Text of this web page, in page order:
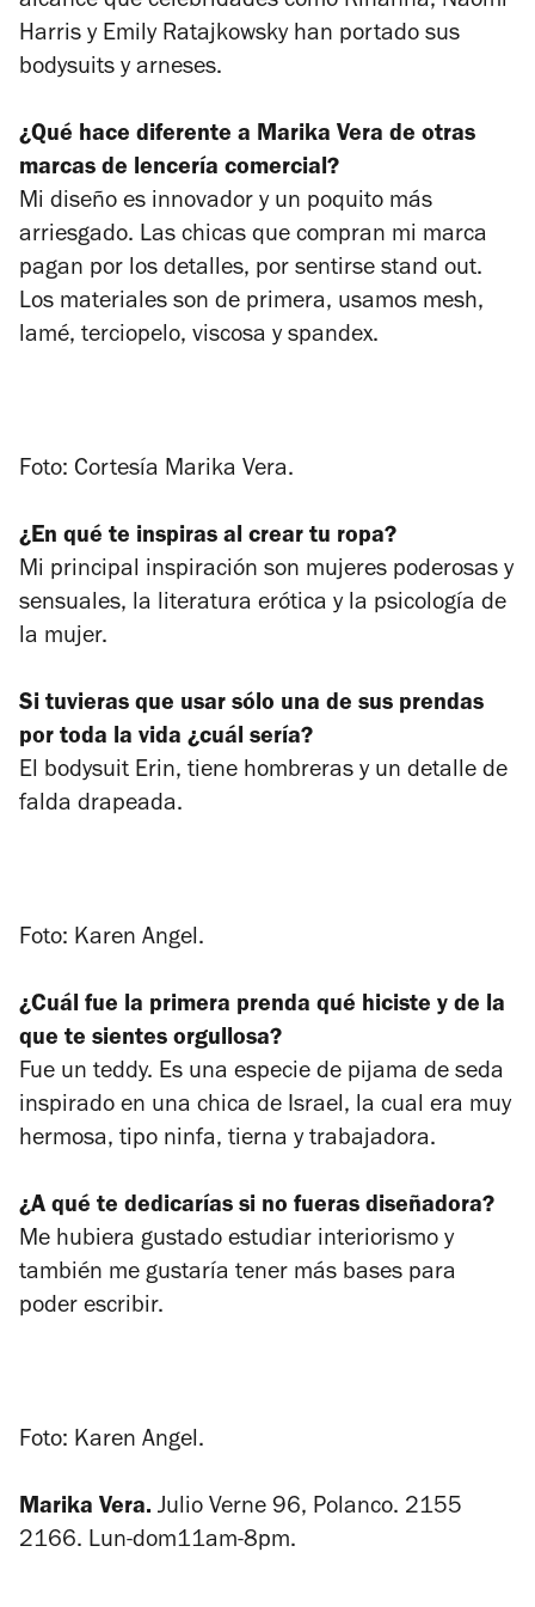
Harris y Emily Ratajkowsky han portado sus
bodysuits y arneses.
¿Qué hace diferente a Marika Vera de otras
marcas de lencería comercial?
Mi diseño es innovador y un poquito más
arriesgado. Las chicas que compran mi marca
pagan por los detalles, por sentirse stand out.
Los materiales son de primera, usamos mesh,
lamé, terciopelo, viscosa y spandex.
Foto: Cortesía Marika Vera.
¿En qué te inspiras al crear tu ropa?
Mi principal inspiración son mujeres poderosas y
sensuales, la literatura erótica y la psicología de
la mujer.
Si tuvieras que usar sólo una de sus prendas
por toda la vida ¿cuál sería?
El bodysuit Erin, tiene hombreras y un detalle de
falda drapeada.
Foto: Karen Angel.
¿Cuál fue la primera prenda qué hiciste y de la
que te sientes orgullosa?
Fue un teddy. Es una especie de pijama de seda
inspirado en una chica de Israel, la cual era muy
hermosa, tipo ninfa, tierna y trabajadora.
¿A qué te dedicarías si no fueras diseñadora?
Me hubiera gustado estudiar interiorismo y
también me gustaría tener más bases para
poder escribir.
Foto: Karen Angel.
Marika Vera. Julio Verne 96, Polanco. 2155
2166. Lun-dom11am-8pm.